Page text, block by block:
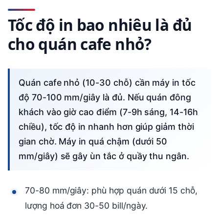
Tốc độ in bao nhiêu là đủ
cho quán cafe nhỏ?
Quán cafe nhỏ (10-30 chỗ) cần máy in tốc
độ 70-100 mm/giây là đủ. Nếu quán đông
khách vào giờ cao điểm (7-9h sáng, 14-16h
chiều), tốc độ in nhanh hơn giúp giảm thời
gian chờ. Máy in quá chậm (dưới 50
mm/giây) sẽ gây ùn tắc ở quầy thu ngân.
70-80 mm/giây: phù hợp quán dưới 15 chỗ,
lượng hoá đơn 30-50 bill/ngày.